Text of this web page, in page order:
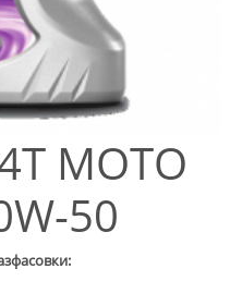
MOTO
50